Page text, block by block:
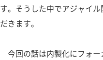
す。そうした中でアジャイ
だきます。
今回の話は内製化にフォ